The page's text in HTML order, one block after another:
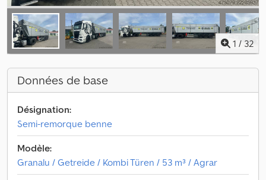
1 / 32
Données de base
Désignation:
Semi-remorque benne
Modèle:
Granalu / Getreide / Kombi Türen / 53 m³ / Agrar